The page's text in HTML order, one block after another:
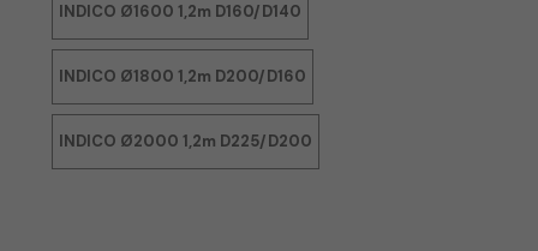
INDICO Ø1600 1,2m D160/D140
INDICO Ø1800 1,2m D200/D160
INDICO Ø2000 1,2m D225/D200